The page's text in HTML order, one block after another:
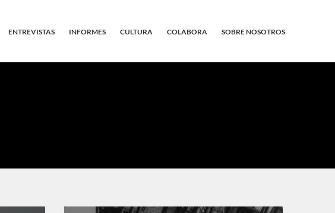
ENTREVISTAS INFORMES CULTURA COLABORA SOBRE NOSOTROS